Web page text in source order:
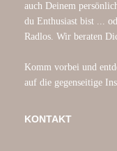
auch Deinem
du Enthusiast bist ...
Radlos. Wir beraten
Komm vorbei und
auf die gegenseitige
KONTAKT